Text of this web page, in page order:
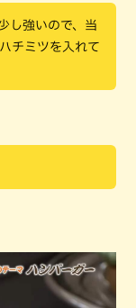
し強いので、当
チミツを入れて